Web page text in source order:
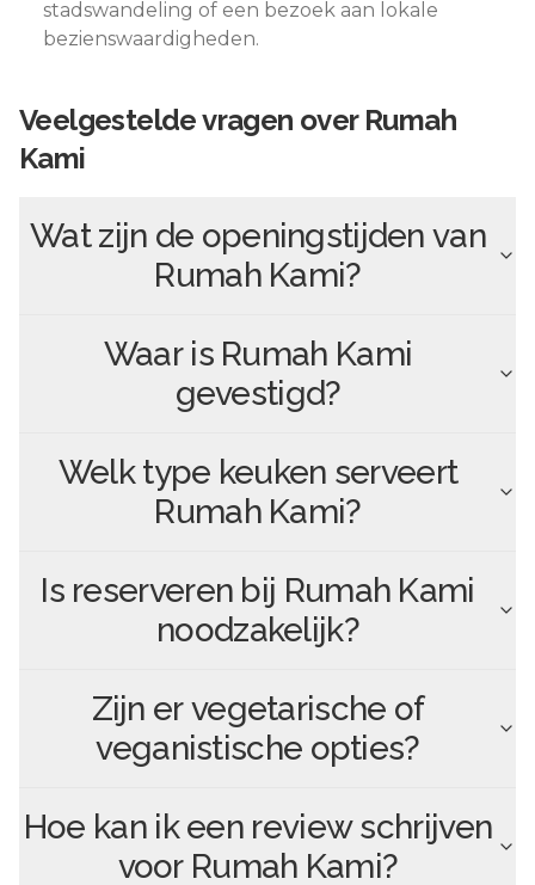
stadswandeling of een bezoek aan lokale
bezienswaardigheden.
Veelgestelde vragen over Rumah
Kami
Wat zijn de openingstijden van
Rumah Kami?
Waar is Rumah Kami
gevestigd?
Welk type keuken serveert
Rumah Kami?
Is reserveren bij Rumah Kami
noodzakelijk?
Zijn er vegetarische of
veganistische opties?
Hoe kan ik een review schrijven
voor Rumah Kami?